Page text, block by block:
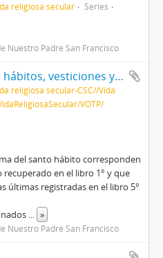
religiosa secular
Series
Nuestro Padre San Francisco
“Libro de recepción de hábitos, vesticiones y profesiones”
religiosa secular-CSC//Vida
VOTP/
del santo hábito corresponden
en el libro 1° y que
últimas registradas en el libro 5°
... »
Nuestro Padre San Francisco